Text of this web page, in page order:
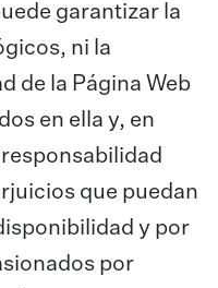
garantizar la
ni la
de la Página Web
en ella y, en
que puedan
y por
por